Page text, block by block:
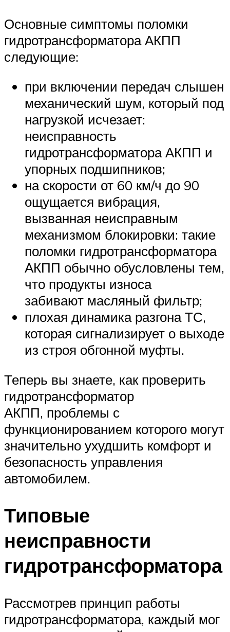
Основные симптомы поломки
гидротрансформатора АКПП
следующие:
при включении передач слышен
механический шум, который под
нагрузкой исчезает:
неисправность
гидротрансформатора АКПП и
упорных подшипников;
на скорости от 60 км/ч до 90
ощущается вибрация,
вызванная неисправным
механизмом блокировки: такие
поломки гидротрансформатора
АКПП обычно обусловлены тем,
что продукты износа
забивают масляный фильтр;
плохая динамика разгона ТС,
которая сигнализирует о выходе
из строя обгонной муфты.
Теперь вы знаете, как проверить
гидротрансформатор
АКПП, проблемы с
функционированием которого могут
значительно ухудшить комфорт и
безопасность управления
автомобилем.
Типовые
неисправности
гидротрансформатора
Рассмотрев принцип работы
гидротрансформатора, каждый мог